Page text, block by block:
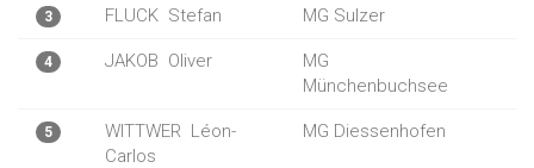
3 FLUCK Stefan MG Sulzer
4 JAKOB Oliver
MG
Münchenbuchsee
5 WITTWER Léon-
Carlos
MG Diessenhofen